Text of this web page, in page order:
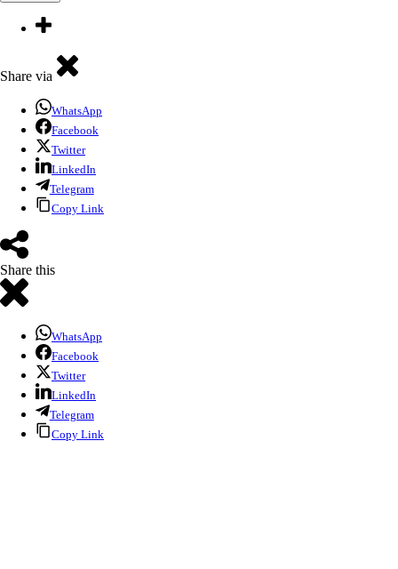
Share via
WhatsApp
Facebook
Twitter
LinkedIn
Telegram
Copy Link
Share this
WhatsApp
Facebook
Twitter
LinkedIn
Telegram
Copy Link